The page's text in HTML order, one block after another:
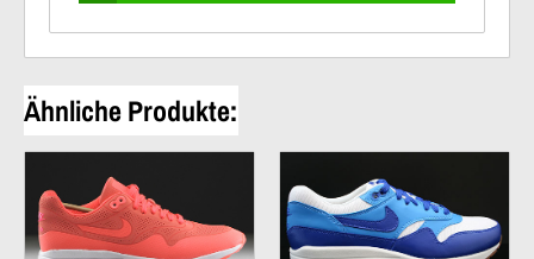
Ähnliche Produkte: